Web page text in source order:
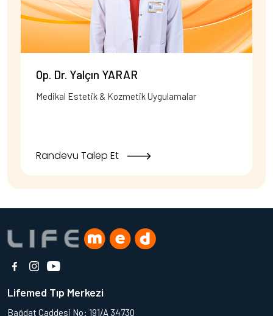
Op. Dr. Yalçın YARAR
Medikal Estetik & Kozmetik Uygulamalar
Randevu Talep Et
Lifemed Tıp Merkezi
Bağdat Caddesi No: 191/A 34730